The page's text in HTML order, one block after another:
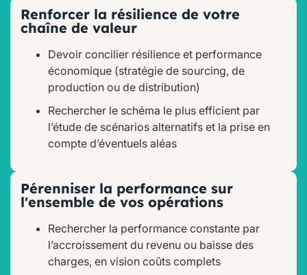
Renforcer la résilience de votre
chaîne de valeur
Devoir concilier résilience et performance
économique (stratégie de sourcing, de
production ou de distribution)
Rechercher le schéma le plus efficient par
l’étude de scénarios alternatifs et la prise en
compte d’éventuels aléas
Pérenniser la performance sur
l'ensemble de vos opérations
Rechercher la performance constante par
l’accroissement du revenu ou baisse des
charges, en vision coûts complets